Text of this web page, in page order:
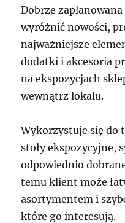
Dobrze
wyróżnić nowości,
najważniejsze
dodatki i akcesoria
na ekspozycjach
wewnątrz lokalu.
Wykorzystuje się do
stoły ekspozycyjne,
odpowiednio
temu klient może
asortymentem i
które go interesują.